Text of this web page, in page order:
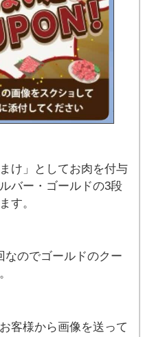
け」としてお肉を付与
バー・ゴールドの3段
す。
なのでゴールドのクー
客様から画像を送って